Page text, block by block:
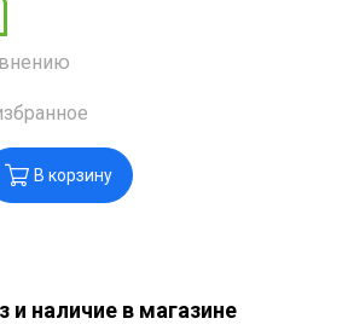
В корзину
и наличие в магазине